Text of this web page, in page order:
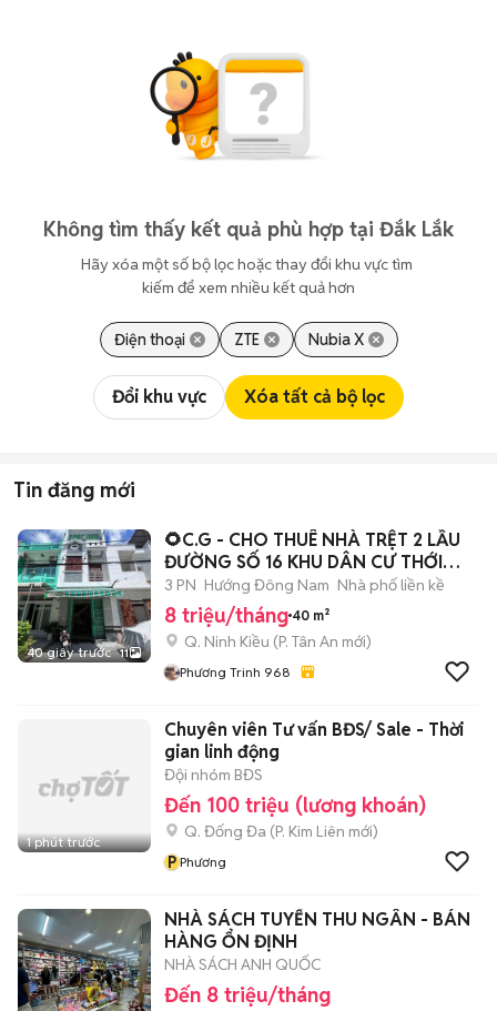
Không tìm thấy kết quả phù hợp tại Đắk Lắk
Hãy xóa một số bộ lọc hoặc thay đổi khu vực tìm
kiếm để xem nhiều kết quả hơn
Điện thoại ZTE Nubia X
Đổi khu vực Xóa tất cả bộ lọc
Tin đăng mới
40 giây trước 11
🌻C.G - CHO THUÊ NHÀ TRỆT 2 LẦU
ĐƯỜNG SỐ 16 KHU DÂN CƯ THỚI
NHỰT
3 PN Hướng Đông Nam Nhà phố liền kề
8 triệu/tháng 40 m²
Q. Ninh Kiều (P. Tân An mới)
Phương Trinh 968
1 phút trước
Chuyên viên Tư vấn BĐS/ Sale - Thời
gian linh động
Đội nhóm BĐS
Đến 100 triệu (lương khoán)
Q. Đống Đa (P. Kim Liên mới)
P Phương
NHÀ SÁCH TUYỂN THU NGÂN - BÁN
HÀNG ỔN ĐỊNH
NHÀ SÁCH ANH QUỐC
Đến 8 triệu/tháng